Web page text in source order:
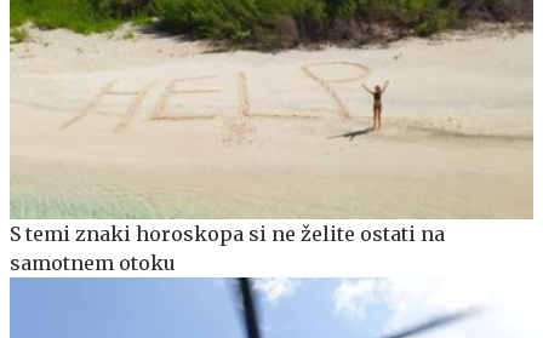
S temi znaki horoskopa si ne želite ostati na
samotnem otoku